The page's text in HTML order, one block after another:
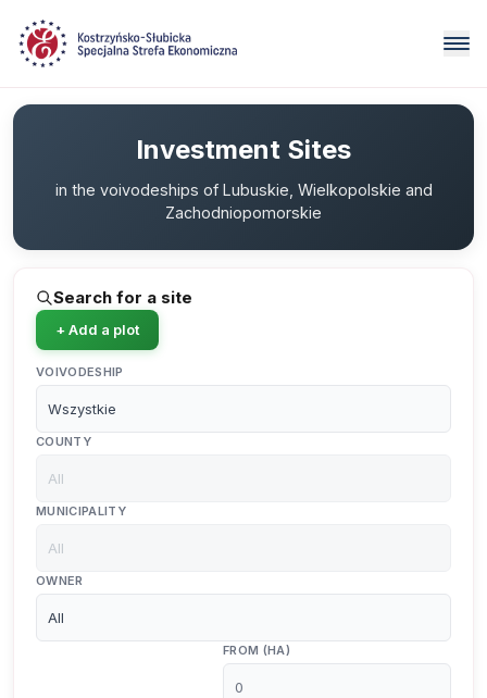
Investment Sites
in the voivodeships of Lubuskie, Wielkopolskie and
Zachodniopomorskie
Search for a site
+ Add a plot
VOIVODESHIP
COUNTY
MUNICIPALITY
OWNER
FROM (HA)